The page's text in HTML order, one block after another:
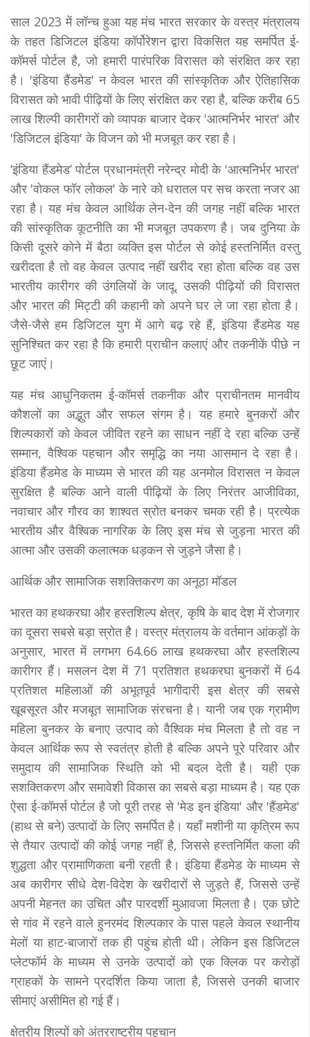
साल 2023 में लॉन्च हुआ यह मंच भारत सरकार के वस्त्र मंत्रालय
के तहत डिजिटल इंडिया कॉर्पोरेशन द्वारा विकसित यह समर्पित ई-
कॉमर्स पोर्टल है, जो हमारी पारंपरिक विरासत को संरक्षित कर रहा
है। 'इंडिया हैंडमेड' न केवल भारत की सांस्कृतिक और ऐतिहासिक
विरासत को भावी पीढ़ियों के लिए संरक्षित कर रहा है, बल्कि करीब 65
लाख शिल्पी कारीगरों को व्यापक बाजार देकर 'आत्मनिर्भर भारत' और
'डिजिटल इंडिया' के विजन को भी मजबूत कर रहा है।
‘इंडिया हैंडमेड’ पोर्टल प्रधानमंत्री नरेन्द्र मोदी के 'आत्मनिर्भर भारत'
और 'वोकल फॉर लोकल' के नारे को धरातल पर सच करता नजर आ
रहा है। यह मंच केवल आर्थिक लेन-देन की जगह नहीं बल्कि भारत
की सांस्कृतिक कूटनीति का भी मजबूत उपकरण है। जब दुनिया के
किसी दूसरे कोने में बैठा व्यक्ति इस पोर्टल से कोई हस्तनिर्मित वस्तु
खरीदता है तो वह केवल उत्पाद नहीं खरीद रहा होता बल्कि वह उस
भारतीय कारीगर की उंगलियों के जादू, उसकी पीढ़ियों की विरासत
और भारत की मिट्टी की कहानी को अपने घर ले जा रहा होता है।
जैसे-जैसे हम डिजिटल युग में आगे बढ़ रहे हैं, इंडिया हैंडमेड यह
सुनिश्चित कर रहा है कि हमारी प्राचीन कलाएं और तकनीकें पीछे न
छूट जाएं।
यह मंच आधुनिकतम ई-कॉमर्स तकनीक और प्राचीनतम मानवीय
कौशलों का अद्भुत और सफल संगम है। यह हमारे बुनकरों और
शिल्पकारों को केवल जीवित रहने का साधन नहीं दे रहा बल्कि उन्हें
सम्मान, वैश्विक पहचान और समृद्धि का नया आसमान दे रहा है।
इंडिया हैंडमेड के माध्यम से भारत की यह अनमोल विरासत न केवल
सुरक्षित है बल्कि आने वाली पीढ़ियों के लिए निरंतर आजीविका,
नवाचार और गौरव का शाश्वत स्रोत बनकर चमक रही है। प्रत्येक
भारतीय और वैश्विक नागरिक के लिए इस मंच से जुड़ना भारत की
आत्मा और उसकी कलात्मक धड़कन से जुड़ने जैसा है।
आर्थिक और सामाजिक सशक्तिकरण का अनूठा मॉडल
भारत का हथकरघा और हस्तशिल्प क्षेत्र, कृषि के बाद देश में रोजगार
का दूसरा सबसे बड़ा स्रोत है। वस्त्र मंत्रालय के वर्तमान आंकड़ों के
अनुसार, भारत में लगभग 64.66 लाख हथकरघा और हस्तशिल्प
कारीगर हैं। मसलन देश में 71 प्रतिशत हथकरघा बुनकरों में 64
प्रतिशत महिलाओं की अभूतपूर्व भागीदारी इस क्षेत्र की सबसे
खूबसूरत और मजबूत सामाजिक संरचना है। यानी जब एक ग्रामीण
महिला बुनकर के बनाए उत्पाद को वैश्विक मंच मिलता है तो वह न
केवल आर्थिक रूप से स्वतंत्र होती है बल्कि अपने पूरे परिवार और
समुदाय की सामाजिक स्थिति को भी बदल देती है। यही एक
सशक्तिकरण और समावेशी विकास का सबसे बड़ा माध्यम है। यह एक
ऐसा ई-कॉमर्स पोर्टल है जो पूरी तरह से 'मेड इन इंडिया' और 'हैंडमेड'
(हाथ से बने) उत्पादों के लिए समर्पित है। यहाँ मशीनी या कृत्रिम रूप
से तैयार उत्पादों की कोई जगह नहीं है, जिससे हस्तनिर्मित कला की
शुद्धता और प्रामाणिकता बनी रहती है। इंडिया हैंडमेड के माध्यम से
अब कारीगर सीधे देश-विदेश के खरीदारों से जुड़ते हैं, जिससे उन्हें
अपनी मेहनत का उचित और पारदर्शी मुआवजा मिलता है। एक छोटे
से गांव में रहने वाले हुनरमंद शिल्पकार के पास पहले केवल स्थानीय
मेलों या हाट-बाजारों तक ही पहुंच होती थी। लेकिन इस डिजिटल
प्लेटफॉर्म के माध्यम से उनके उत्पादों को एक क्लिक पर करोड़ों
ग्राहकों के सामने प्रदर्शित किया जाता है, जिससे उनकी बाजार
सीमाएं असीमित हो गई हैं।
क्षेत्रीय शिल्पों को अंतरराष्ट्रीय पहचान